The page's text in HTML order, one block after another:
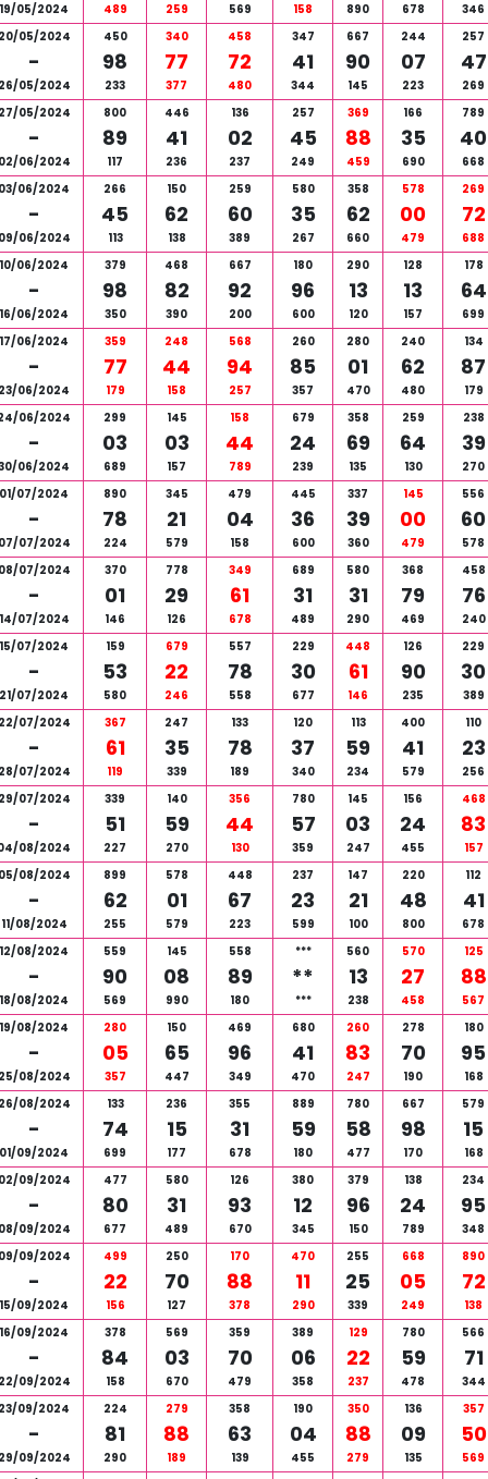
19/05/2024 489 259 569 158 890 678
346
05/2024
-
05/2024
450
98
233
340
77
377
458
72
480
347
41
344
667
90
145
244
07
223
257
47
269
05/2024
-
06/2024
800
89
117
446
41
236
136
02
237
257
45
249
369
88
459
166
35
690
789
40
668
06/2024
-
06/2024
266
45
113
150
62
138
259
60
389
580
35
267
358
62
660
578
00
479
269
72
688
10/06/2024
-
16/06/2024
379
98
350
468
82
390
667
92
200
180
96
600
290
13
120
128
13
157
178
64
699
17/06/2024
-
06/2024
359
77
179
248
44
158
568
94
257
260
85
357
280
01
470
240
62
480
134
87
179
06/2024
-
06/2024
299
03
689
145
03
157
158
44
789
679
24
239
358
69
135
259
64
130
238
39
270
01/07/2024
-
07/2024
890
78
224
345
21
579
479
04
158
445
36
600
337
39
360
145
00
479
556
60
578
07/2024
-
07/2024
370
01
146
778
29
126
349
61
678
689
31
489
580
31
290
368
79
469
458
76
240
15/07/2024
-
21/07/2024
159
53
580
679
22
246
557
78
558
229
30
677
448
61
146
126
90
235
229
30
389
07/2024
-
07/2024
367
61
119
247
35
339
133
78
189
120
37
340
113
59
234
400
41
579
110
23
256
07/2024
-
08/2024
339
51
227
140
59
270
356
44
130
780
57
359
145
03
247
156
24
455
468
83
157
08/2024
-
11/08/2024
899
62
255
578
01
579
448
67
223
237
23
599
147
21
100
220
48
800
112
41
678
12/08/2024
-
18/08/2024
559
90
569
145
08
990
558
89
180
***
**
***
560
13
238
570
27
458
125
88
567
19/08/2024
-
08/2024
280
05
357
150
65
447
469
96
349
680
41
470
260
83
247
278
70
190
180
95
168
08/2024
-
01/09/2024
133
74
699
236
15
177
355
31
678
889
59
180
780
58
477
667
98
170
579
15
168
09/2024
-
09/2024
477
80
677
580
31
489
126
93
670
380
12
345
379
96
150
138
24
789
234
95
348
09/2024
-
15/09/2024
499
22
156
250
70
127
170
88
378
470
11
290
255
25
339
668
05
249
890
72
138
16/09/2024
-
09/2024
378
84
158
569
03
670
359
70
479
389
06
358
129
22
237
780
59
478
566
71
344
09/2024
-
09/2024
224
81
290
279
88
189
358
63
139
190
04
455
350
88
279
136
09
135
357
50
569